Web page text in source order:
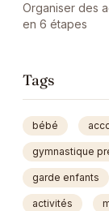
Organiser des
en 6 étapes
Tags
bébé
gymnastique
garde enfants
activités